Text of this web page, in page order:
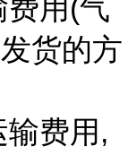
用(气
货的方
费用,